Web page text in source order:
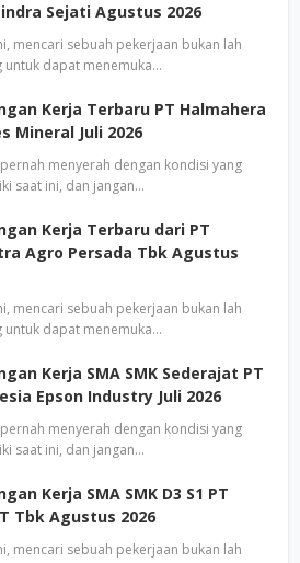
Sejati Agustus 2026
mencari sebuah pekerjaan bukan lah
untuk dapat menemuka…
Kerja Terbaru PT Halmahera
Mineral Juli 2026
pernah menyerah dengan kondisi yang
saat ini, dan jangan…
Kerja Terbaru dari PT
Agro Persada Tbk Agustus
mencari sebuah pekerjaan bukan lah
untuk dapat menemuka…
Kerja SMA SMK Sederajat PT
Epson Industry Juli 2026
pernah menyerah dengan kondisi yang
saat ini, dan jangan…
Kerja SMA SMK D3 S1 PT
Tbk Agustus 2026
mencari sebuah pekerjaan bukan lah